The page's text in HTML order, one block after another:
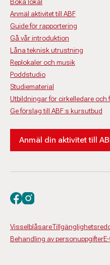
Anmäl aktivitet till ABF
Guide för rapportering
Gå vår introduktion
Låna teknisk utrustning
Replokaler och musik
Poddstudio
Studiematerial
Utbildningar för cirkelledare och
Ge förslag till ABF:s kursutbud
Anmäl din aktivitet till
Visselblåsare
Behandling av personuppgifter
Besök oss på facebook
Besök oss på instagram